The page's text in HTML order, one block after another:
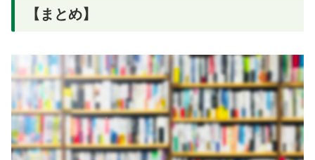
【まとめ】